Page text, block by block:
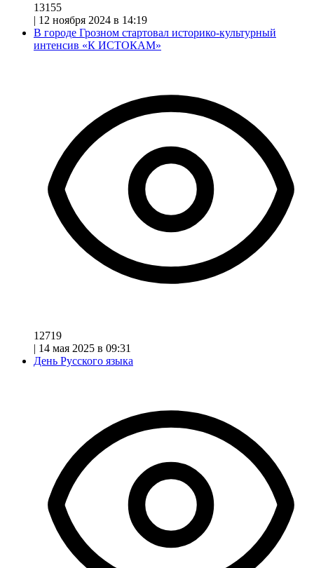
13155
| 12 ноября 2024 в 14:19
В городе Грозном стартовал историко-культурный
интенсив «К ИСТОКАМ»
12719
| 14 мая 2025 в 09:31
День Русского языка